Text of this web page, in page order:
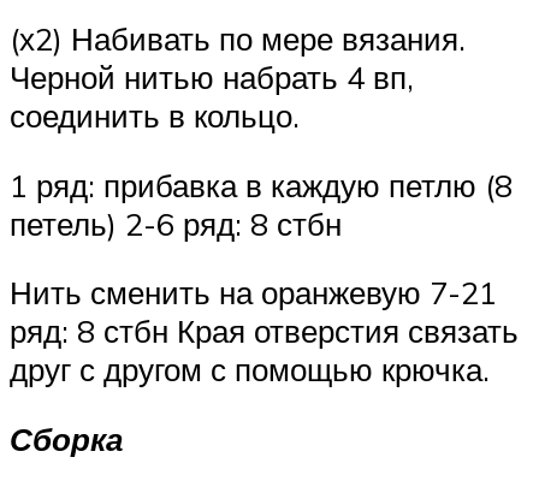
(х2) Набивать по мере вязания.
Черной нитью набрать 4 вп,
соединить в кольцо.
1 ряд: прибавка в каждую петлю (8
петель) 2-6 ряд: 8 стбн
Нить сменить на оранжевую 7-21
ряд: 8 стбн Края отверстия связать
друг с другом с помощью крючка.
Сборка